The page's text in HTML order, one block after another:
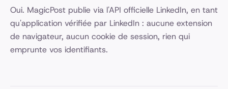
Oui. MagicPost publie via l'API officielle LinkedIn, en tant
qu'application vérifiée par LinkedIn : aucune extension
de navigateur, aucun cookie de session, rien qui
emprunte vos identifiants.